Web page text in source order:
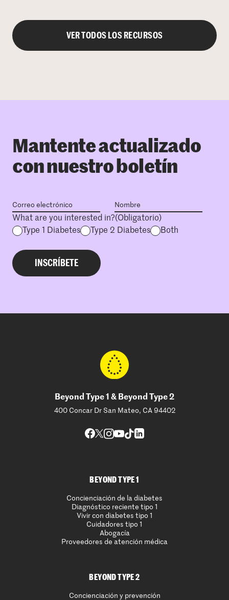
VER TODOS LOS RECURSOS
Mantente actualizado
con nuestro boletín
What are you interested in?(Obligatorio)
Type 1 Diabetes
Type 2 Diabetes Both
Beyond Type 1 & Beyond Type 2
400 Concar Dr San Mateo, CA 94402
BEYOND TYPE 1
Concienciación de la diabetes
Diagnóstico reciente tipo 1
Vivir con diabetes tipo 1
Cuidadores tipo 1
Abogacía
Proveedores de atención médica
BEYOND TYPE 2
Concienciación y prevención